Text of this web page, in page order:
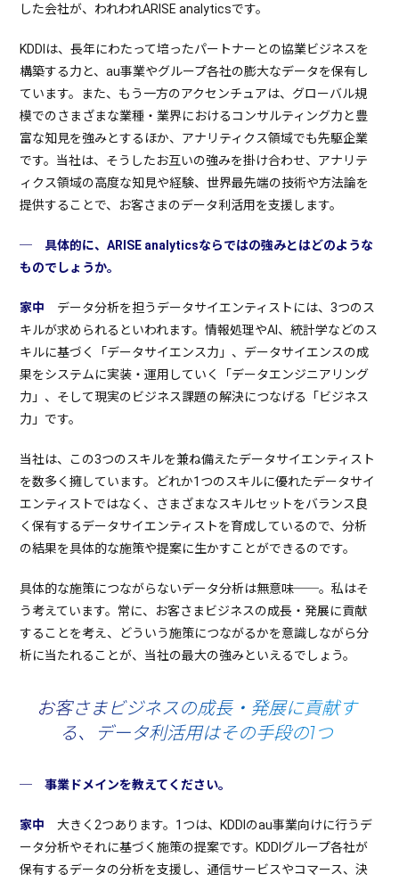
した会社が、われわれARISE analyticsです。
KDDIは、長年にわたって培ったパートナーとの協業ビジネスを
構築する力と、au事業やグループ各社の膨大なデータを保有し
ています。また、もう一方のアクセンチュアは、グローバル規
模でのさまざまな業種・業界におけるコンサルティング力と豊
富な知見を強みとするほか、アナリティクス領域でも先駆企業
です。当社は、そうしたお互いの強みを掛け合わせ、アナリテ
ィクス領域の高度な知見や経験、世界最先端の技術や方法論を
提供することで、お客さまのデータ利活用を支援します。
─ 具体的に、ARISE analyticsならではの強みとはどのような
ものでしょうか。
家中 データ分析を担うデータサイエンティストには、3つのス
キルが求められるといわれます。情報処理やAI、統計学などのス
キルに基づく「データサイエンス力」、データサイエンスの成
果をシステムに実装・運用していく「データエンジニアリング
力」、そして現実のビジネス課題の解決につなげる「ビジネス
力」です。
当社は、この3つのスキルを兼ね備えたデータサイエンティスト
を数多く擁しています。どれか1つのスキルに優れたデータサイ
エンティストではなく、さまざまなスキルセットをバランス良
く保有するデータサイエンティストを育成しているので、分析
の結果を具体的な施策や提案に生かすことができるのです。
具体的な施策につながらないデータ分析は無意味──。私はそ
う考えています。常に、お客さまビジネスの成長・発展に貢献
することを考え、どういう施策につながるかを意識しながら分
析に当たれることが、当社の最大の強みといえるでしょう。
お客さまビジネスの成長・発展に貢献す
る、データ利活用はその手段の1つ
─ 事業ドメインを教えてください。
家中 大きく2つあります。1つは、KDDIのau事業向けに行うデ
ータ分析やそれに基づく施策の提案です。KDDIグループ各社が
保有するデータの分析を支援し、通信サービスやコマース、決